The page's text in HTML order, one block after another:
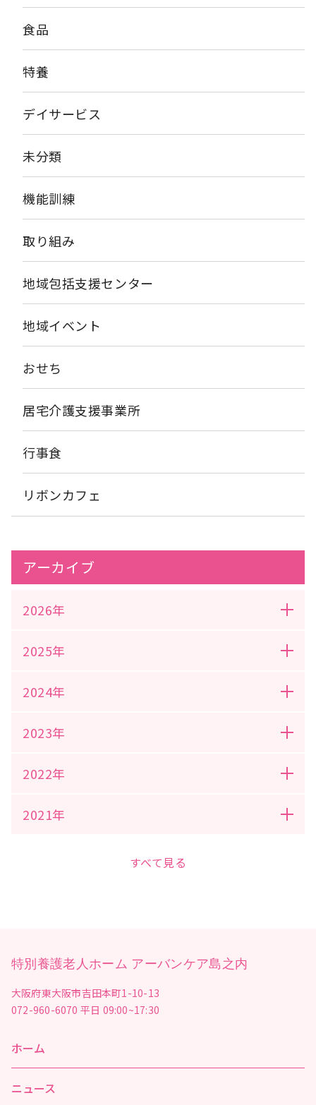
食品
特養
デイサービス
未分類
機能訓練
取り組み
地域包括支援センター
地域イベント
おせち
居宅介護支援事業所
行事食
リボンカフェ
アーカイブ
2026年
2025年
2024年
2023年
2022年
2021年
すべて見る
特別養護老人ホーム アーバンケア島之内
大阪府東大阪市吉田本町1-10-13
072-960-6070 平日 09:00~17:30
ホーム
ニュース